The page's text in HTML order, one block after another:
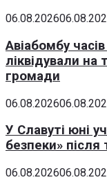
06.08.2026
Авіабомбу
ліквідували на
громади
06.08.2026
У Славуті юні
безпеки»
06.08.2026